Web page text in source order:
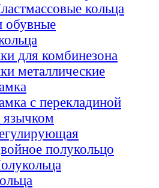
кольца
обувные
для комбинезона
металлические
с перекладиной
полукольцо